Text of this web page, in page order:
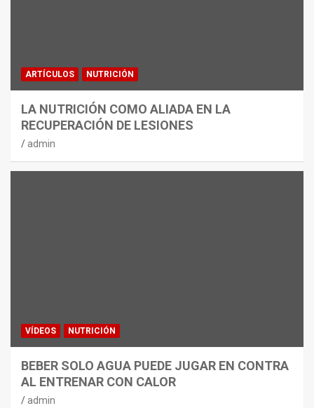
ARTÍCULOS NUTRICIÓN
LA NUTRICIÓN COMO ALIADA EN LA
RECUPERACIÓN DE LESIONES
admin
VÍDEOS NUTRICIÓN
BEBER SOLO AGUA PUEDE JUGAR EN CONTRA
AL ENTRENAR CON CALOR
admin